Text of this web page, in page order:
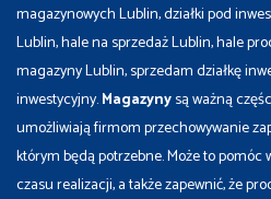
magazynowych Lublin, działki pod
Lublin, hale na sprzedaż Lublin, hale
magazyny Lublin, sprzedam działkę
inwestycyjny.Magazynysą ważną
umożliwiają firmom przechowywanie
którym będą potrzebne. Może to pomóc
czasu realizacji, a także zapewnić, że